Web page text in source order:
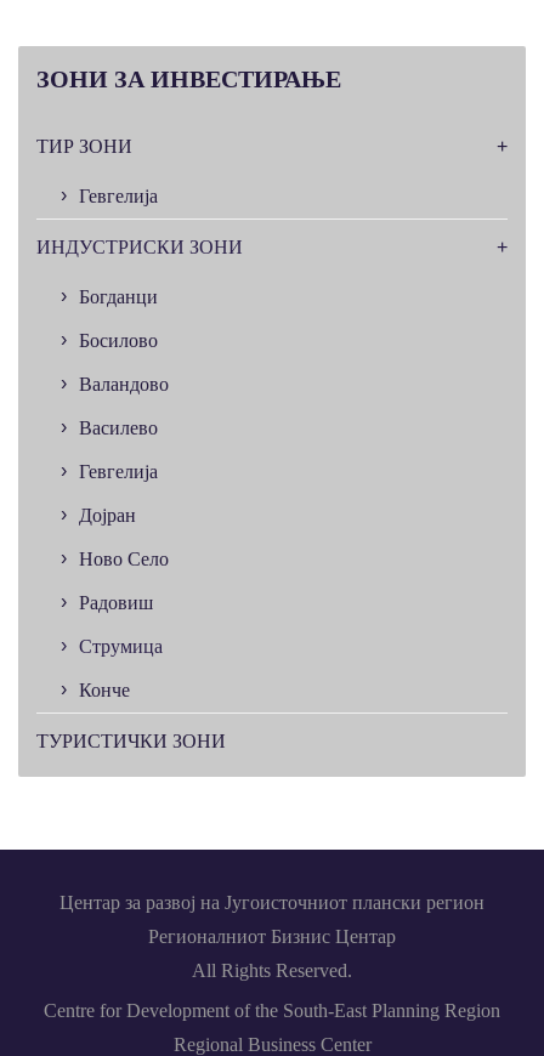
ЗОНИ ЗА ИНВЕСТИРАЊЕ
ТИР ЗОНИ
Гевгелија
ИНДУСТРИСКИ ЗОНИ
Богданци
Босилово
Валандово
Василево
Гевгелија
Дојран
Ново Село
Радовиш
Струмица
Конче
ТУРИСТИЧКИ ЗОНИ
Центар за развој на Југоисточниот плански регион
Регионалниот Бизнис Центар
All Rights Reserved.
Centre for Development of the South-East Planning Region
Regional Business Center